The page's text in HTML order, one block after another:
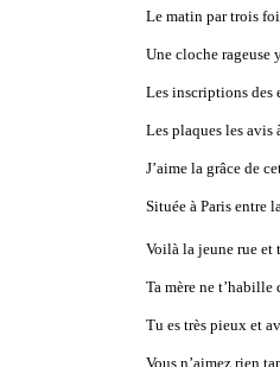
Le matin par trois
Une cloche rageuse
Les inscriptions des
Les plaques les
J’aime la grâce de
Située à Paris entre
Voilà la jeune rue et
Ta mère ne t’habille
Tu es très pieux et
Vous n’aimez rien